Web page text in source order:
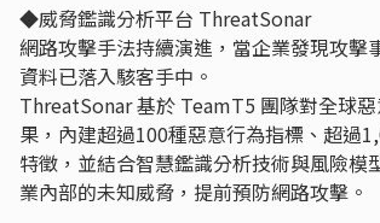
◆威脅鑑識分析平台 ThreatSonar
網路攻擊手法持續演進，當企業發現攻擊
資料已落入駭客手中。
ThreatSonar 基於 TeamT5 團隊對全球
果，內建超過100種惡意行為指標、超過
特徵，並結合智慧鑑識分析技術與風險模
業內部的未知威脅，提前預防網路攻擊。